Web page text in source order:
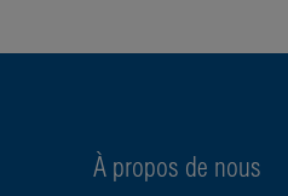
À propos de nous